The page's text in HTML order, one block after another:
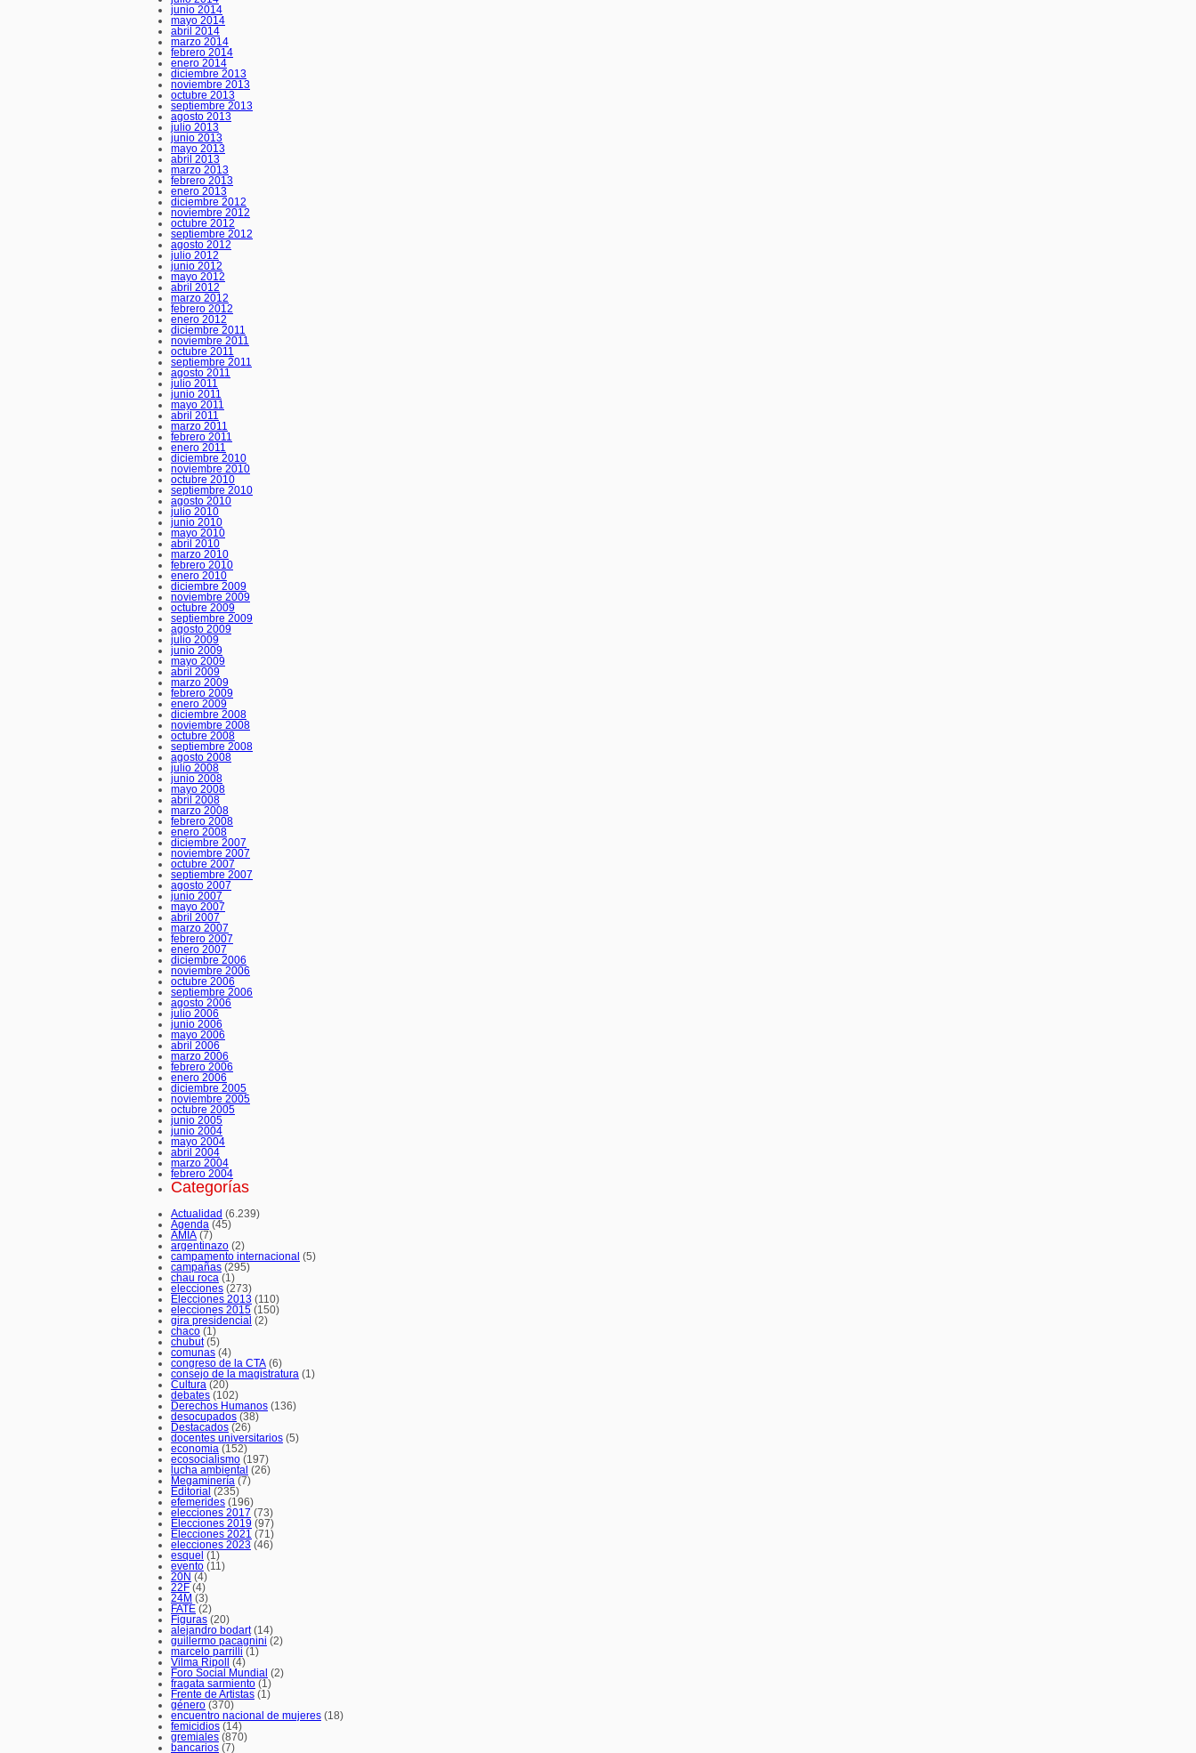
junio 2014
mayo 2014
abril 2014
marzo 2014
febrero 2014
enero 2014
diciembre 2013
noviembre 2013
octubre 2013
septiembre 2013
agosto 2013
julio 2013
junio 2013
mayo 2013
abril 2013
marzo 2013
febrero 2013
enero 2013
diciembre 2012
noviembre 2012
octubre 2012
septiembre 2012
agosto 2012
julio 2012
junio 2012
mayo 2012
abril 2012
marzo 2012
febrero 2012
enero 2012
diciembre 2011
noviembre 2011
octubre 2011
septiembre 2011
agosto 2011
julio 2011
junio 2011
mayo 2011
abril 2011
marzo 2011
febrero 2011
enero 2011
diciembre 2010
noviembre 2010
octubre 2010
septiembre 2010
agosto 2010
julio 2010
junio 2010
mayo 2010
abril 2010
marzo 2010
febrero 2010
enero 2010
diciembre 2009
noviembre 2009
octubre 2009
septiembre 2009
agosto 2009
julio 2009
junio 2009
mayo 2009
abril 2009
marzo 2009
febrero 2009
enero 2009
diciembre 2008
noviembre 2008
octubre 2008
septiembre 2008
agosto 2008
julio 2008
junio 2008
mayo 2008
abril 2008
marzo 2008
febrero 2008
enero 2008
diciembre 2007
noviembre 2007
octubre 2007
septiembre 2007
agosto 2007
junio 2007
mayo 2007
abril 2007
marzo 2007
febrero 2007
enero 2007
diciembre 2006
noviembre 2006
octubre 2006
septiembre 2006
agosto 2006
julio 2006
junio 2006
mayo 2006
abril 2006
marzo 2006
febrero 2006
enero 2006
diciembre 2005
noviembre 2005
octubre 2005
junio 2005
junio 2004
mayo 2004
abril 2004
marzo 2004
febrero 2004
Categorías
Actualidad (6.239)
Agenda (45)
AMIA (7)
argentinazo (2)
campamento internacional (5)
campañas (295)
chau roca (1)
elecciones (273)
Elecciones 2013 (110)
elecciones 2015 (150)
gira presidencial (2)
chaco (1)
chubut(5)
comunas (4)
congreso de la CTA (6)
consejo de la magistratura (1)
Cultura (20)
debates (102)
Derechos Humanos (136)
desocupados (38)
Destacados (26)
docentes universitarios (5)
economia (152)
ecosocialismo (197)
lucha ambiental (26)
Megaminería (7)
Editorial (235)
efemerides (196)
elecciones 2017 (73)
Elecciones 2019 (97)
Elecciones 2021 (71)
elecciones 2023 (46)
esquel (1)
evento (11)
20N (4)
22F (4)
24M (3)
FATE (2)
Figuras (20)
alejandro bodart(14)
guillermo pacagnini (2)
marcelo parrilli (1)
Vilma Ripoll
(4)
Foro Social Mundial (2)
fragata sarmiento (1)
Frente de Artistas (1)
género (370)
encuentro nacional de mujeres (18)
femicidios (14)
gremiales (870)
bancarios (7)